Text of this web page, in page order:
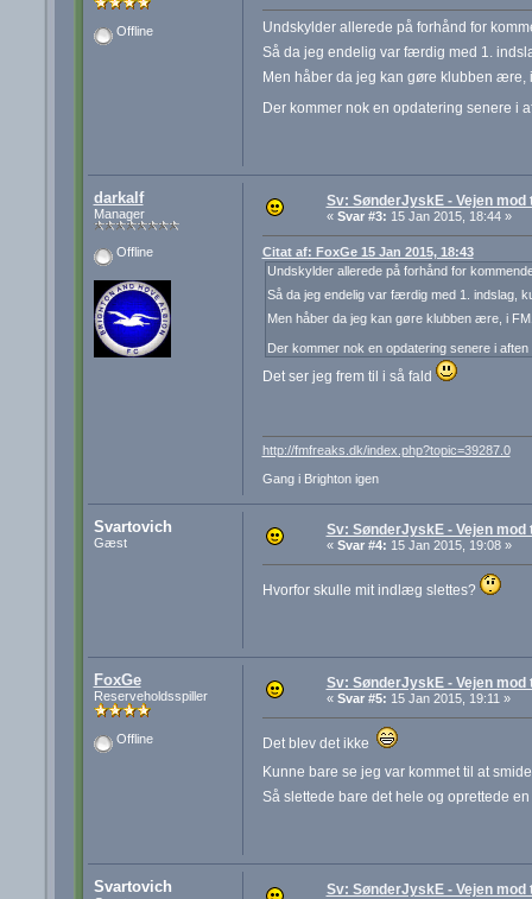
Offline
Undskylder allerede på forhånd for
Så da jeg endelig var færdig med 1.
Men håber da jeg kan gøre klubben
Der kommer nok en opdatering senere i
darkalf
Manager
Offline
Sv: SønderJyskE - Vejen mod
« Svar #3: 15 Jan 2015, 18:44 »
Citat af: FoxGe 15 Jan 2015, 18:43
Undskylder allerede på forhånd for
Så da jeg endelig var færdig med 1.
Men håber da jeg kan gøre klubben ære, i
Der kommer nok en opdatering senere i
Det ser jeg frem til i så fald
http://fmfreaks.dk/index.php?topic=39287.0
Gang i Brighton igen
Svartovich
Gæst
Sv: SønderJyskE - Vejen mod
« Svar #4: 15 Jan 2015, 19:08 »
Hvorfor skulle mit indlæg slettes?
FoxGe
Reserveholdsspiller
Offline
Sv: SønderJyskE - Vejen mod
« Svar #5: 15 Jan 2015, 19:11 »
Det blev det ikke
Kunne bare se jeg var kommet til at
Så slettede bare det hele og oprettede
Svartovich Sv: SønderJyskE - Vejen mod